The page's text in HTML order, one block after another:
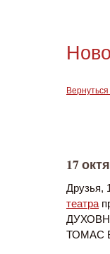
17
Друзья,
театра
ТОМАС